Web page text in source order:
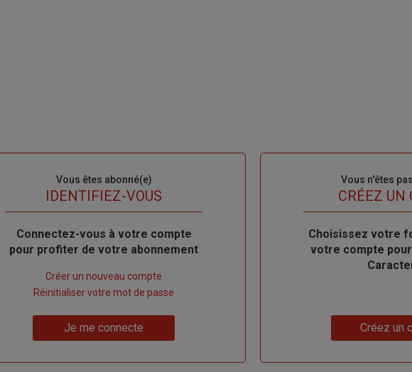
Vous êtes abonné(e)
IDENTIFIEZ-VOUS
Body
Connectez-vous à votre compte
pour profiter de votre abonnement
compte"
Créer un nouveau compte
Réinitialiser votre mot de passe
Je me connecte
Vous n'êtes
TITRECRÉEZ UN
Body
Choisissez votre
votre compte
Créez un